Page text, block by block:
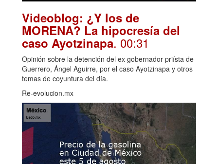
Videoblog: ¿Y los de
MORENA? La hipocresía del
caso Ayotzinapa. 00:31
Opinión sobre la detención del ex gobernador priísta de
Guerrero, Ángel Aguirre, por el caso Ayotzinapa y otros
temas de coyuntura del día.
Re-evolucion.mx